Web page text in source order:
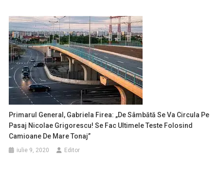
Primarul General, Gabriela Firea: „De Sâmbătă Se Va Circula Pe
Pasaj Nicolae Grigorescu! Se Fac Ultimele Teste Folosind
Camioane De Mare Tonaj”
iulie 9, 2020 Editor